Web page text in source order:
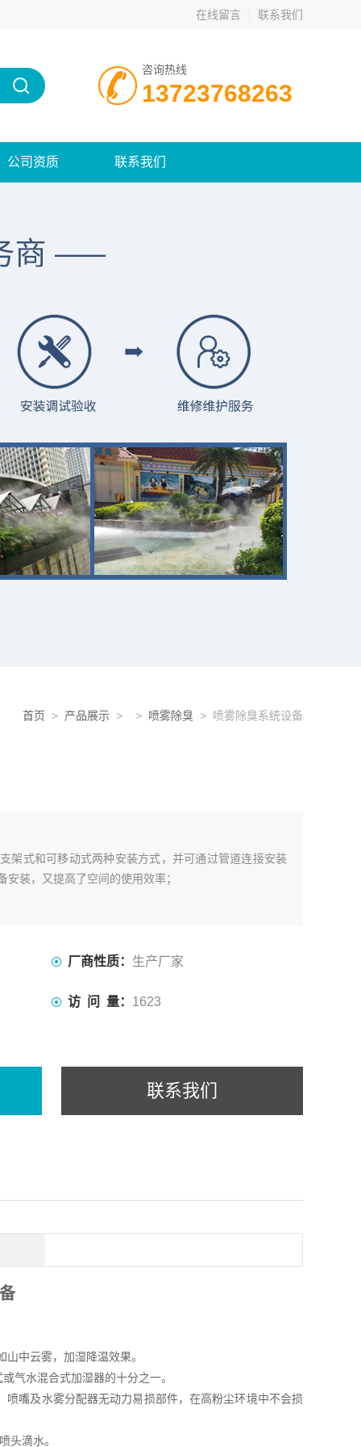
在线留言 联系我们
咨询热线
13723768263
公司资质 联系我们
首页 > 产品展示 > > 喷雾除臭 > 喷雾除臭系统设备
架式和可移动式两种安装方式，并可通过管道连接安装
装，又提高了空间的使用效率；
厂商性质： 生产厂家
访 问 量： 1623
联系我们
中云雾，加湿降温效果。
气水混合式加湿器的十分之一。
嘴及水雾分配器无动力易损部件，在高粉尘环境中不会损
头滴水。